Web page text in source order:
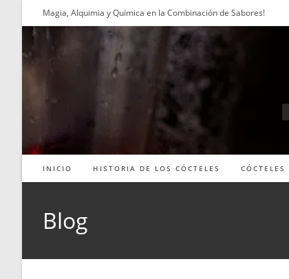
contenido
Magia, Alquimia y Química en la Combinación de Sabores!
INICIO HISTORIA DE LOS CÓCTELES CÓCTELES
Blog